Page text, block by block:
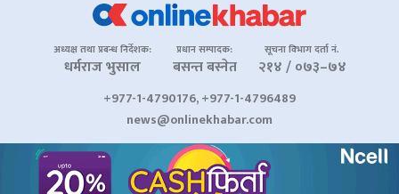
अध्यक्ष तथा प्रबन्ध निर्देशक:
धर्मराज भुसाल
प्रधान सम्पादक:
बसन्त बस्नेत
सूचना विभाग दर्ता नं.
२१४ / ०७३–७४
+977-1-4790176, +977-1-4796489
news@onlinekhabar.com
© २००६-२०२६ Onlinekhabar.com सर्वाधिकार सुरक्षित